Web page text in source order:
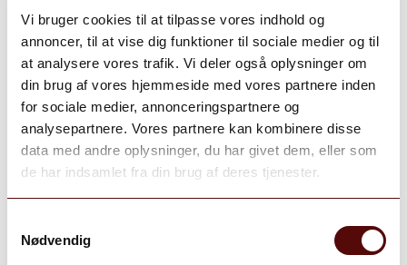
Vi bruger cookies til at tilpasse vores indhold og
annoncer, til at vise dig funktioner til sociale medier og til
at analysere vores trafik. Vi deler også oplysninger om
din brug af vores hjemmeside med vores partnere inden
for sociale medier, annonceringspartnere og
analysepartnere. Vores partnere kan kombinere disse
data med andre oplysninger, du har givet dem, eller som
de har indsamlet fra din brug af deres tjenester.
Nødvendig